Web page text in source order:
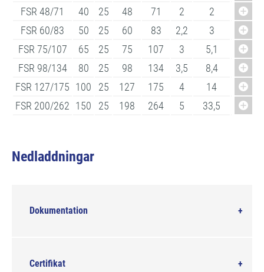
FSR 48/71
40 25 48 71 2 2
0,65
FSR 60/83
50 25 60 83 2,2 3
0,73
FSR 75/107
65 25 75 107 3 5,1
FSR 98/134
80 25 98 134 3,5 8,4
1,45
FSR 127/175 100 25 127 175 4 14
FSR 200/262 150 25 198 264 5 33,5
Nedladdningar
Dokumentation
Certifikat